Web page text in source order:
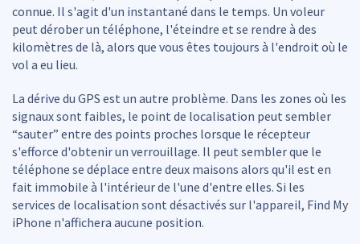
connue. Il s'agit d'un instantané dans le temps. Un voleur
peut dérober un téléphone, l'éteindre et se rendre à des
kilomètres de là, alors que vous êtes toujours à l'endroit où le
vol a eu lieu.
La dérive du GPS est un autre problème. Dans les zones où les
signaux sont faibles, le point de localisation peut sembler
“sauter” entre des points proches lorsque le récepteur
s'efforce d'obtenir un verrouillage. Il peut sembler que le
téléphone se déplace entre deux maisons alors qu'il est en
fait immobile à l'intérieur de l'une d'entre elles. Si les
services de localisation sont désactivés sur l'appareil, Find My
iPhone n'affichera aucune position.